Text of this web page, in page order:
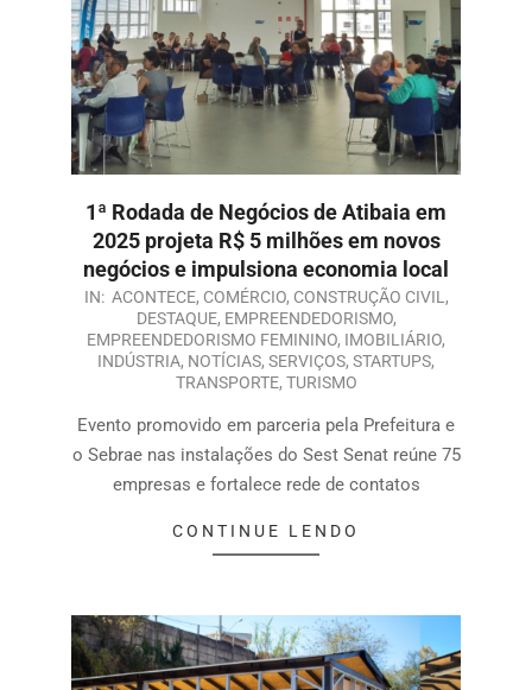
1ª Rodada de Negócios de Atibaia em
2025 projeta R$ 5 milhões em novos
negócios e impulsiona economia local
IN: ACONTECE, COMÉRCIO, CONSTRUÇÃO CIVIL,
DESTAQUE, EMPREENDEDORISMO,
EMPREENDEDORISMO FEMININO, IMOBILIÁRIO,
INDÚSTRIA, NOTÍCIAS, SERVIÇOS, STARTUPS,
TRANSPORTE, TURISMO
Evento promovido em parceria pela Prefeitura e
o Sebrae nas instalações do Sest Senat reúne 75
empresas e fortalece rede de contatos
CONTINUE LENDO